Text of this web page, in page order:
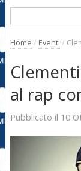
Home / Eventi /
al rap
Pubblicato il 10